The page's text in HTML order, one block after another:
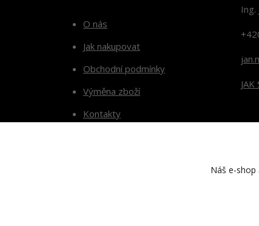
O nás
Jak nakupovat
Obchodní podmínky
Výměna zboží
Kontakty
Ing.
Náš e-